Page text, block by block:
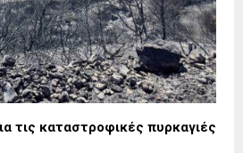
τις καταστροφικές πυρκαγιές